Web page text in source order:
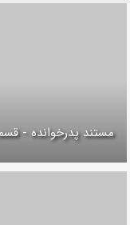
مستند پدرخوانده -